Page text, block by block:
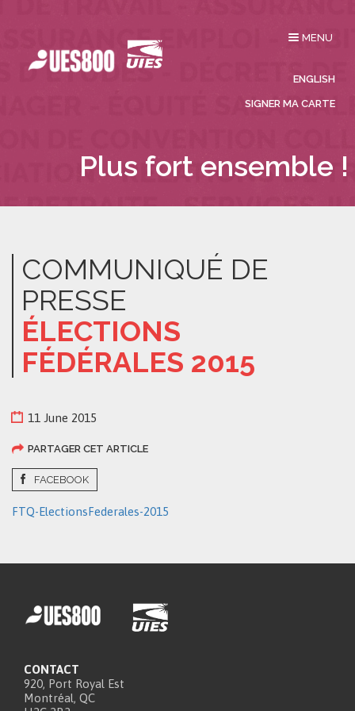
Affichage
MENU
ENGLISH
SIGNER MA CARTE
Plus fort ensemble !
COMMUNIQUÉ DE
PRESSE
ÉLECTIONS
FÉDÉRALES 2015
11 June 2015
PARTAGER CET ARTICLE
FACEBOOK
FTQ-ElectionsFederales-2015
CONTACT
920, Port Royal Est
Montréal, QC